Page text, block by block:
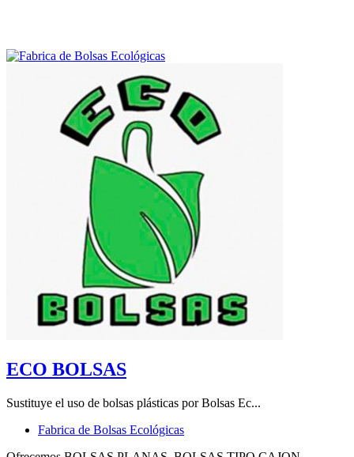
ECO BOLSAS
Sustituye el uso de bolsas plásticas por Bolsas Ec...
Fabrica de Bolsas Ecológicas